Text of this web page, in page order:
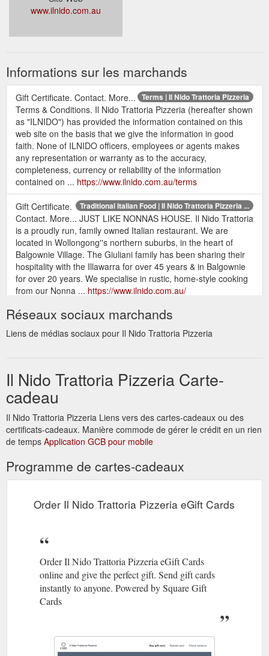
www.ilnido.com.au
Informations sur les marchands
Terms | Il Nido Trattoria Pizzeria
Gift Certificate. Contact. More...
Terms & Conditions. Il Nido Trattoria Pizzeria (hereafter shown
as "ILNIDO") has provided the information contained on this
web site on the basis that we give the information in good
faith. None of ILNIDO officers, employees or agents makes
any representation or warranty as to the accuracy,
completeness, currency or reliability of the information
contained on ... https://www.ilnido.com.au/terms
Traditional Italian Food | Il Nido Trattoria Pizzeria ...
Gift Certificate.
Contact. More... JUST LIKE NONNAS HOUSE. Il Nido Trattoria
is a proudly run, family owned Italian restaurant. We are
located in Wollongong''s northern suburbs, in the heart of
Balgownie Village. The Giuliani family has been sharing their
hospitality with the Illawarra for over 45 years & in Balgownie
for over 20 years. We specialise in rustic, home-style cooking
from our Nonna ... https://www.ilnido.com.au/
Contact | Il Nido Trattoria Pizzeria
Contact Il Nido Trattoria
as we can.https://www.ilnido.com.au/contact
Réseaux sociaux marchands
Liens de médias sociaux pour Il Nido Trattoria Pizzeria
Il Nido Trattoria Pizzeria Carte-
cadeau
Il Nido Trattoria Pizzeria Liens vers des cartes-cadeaux ou des
certificats-cadeaux. Manière commode de gérer le crédit en un rien
de temps Application GCB pour mobile
Programme de cartes-cadeaux
Order Il Nido Trattoria Pizzeria eGift Cards
Order Il Nido Trattoria Pizzeria eGift Cards
online and give the perfect gift. Send gift cards
instantly to anyone. Powered by Square Gift
Cards